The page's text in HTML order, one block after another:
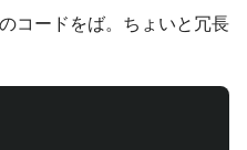
コードをば。ちょいと冗長